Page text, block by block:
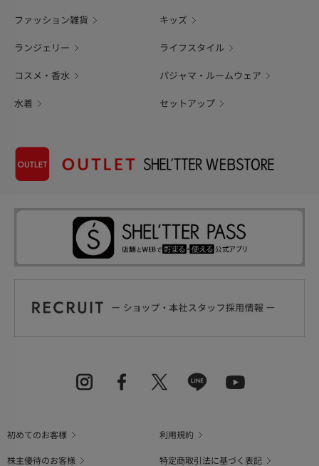
ファッション雑貨 キッズ
ランジェリー ライフスタイル
コスメ・香水 パジャマ・ルームウェア
水着 セットアップ
初めてのお客様
利用規約
株主優待のお客様
特定商取引法に基づく表記